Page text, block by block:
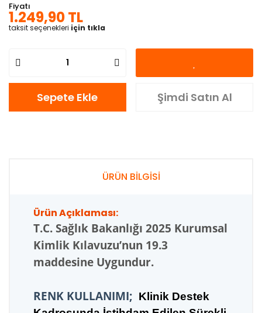
Fiyatı
1.249,90 TL
taksit seçenekleri için tıkla
Sepete Ekle Şimdi Satın Al
ÜRÜN BİLGİSİ
Ürün Açıklaması:
T.C. Sağlık Bakanlığı 2025 Kurumsal
Kimlik Kılavuzu’nun 19.3
maddesine Uygundur.
RENK KULLANIMI; K linik Destek